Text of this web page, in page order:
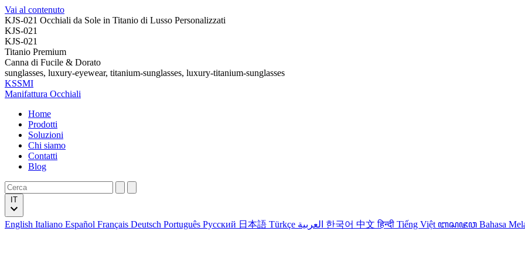
Vai al contenuto
KJS-021 Occhiali da Sole in Titanio di Lusso Personalizzati
KJS-021
KJS-021
Titanio Premium
Canna di Fucile & Dorato
sunglasses, luxury-eyewear, titanium-sunglasses, luxury-titanium-sunglasses
KSSMI
Manifattura Occhiali
Home
Prodotti
Soluzioni
Chi siamo
Contatti
Blog
English Italiano Español Français Deutsch Português Русский 日本語 Türkçe 한국어 中文हिन्दी Tiếng Việt ꦧꦱꦗꦮ Bahasa